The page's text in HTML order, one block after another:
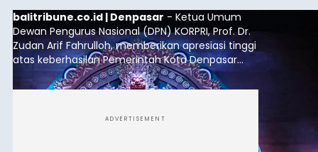
balitribune.co.id | Denpasar - Ketua Umum
Dewan Pengurus Nasional (DPN) KORPRI, Prof. Dr.
Zudan Arif Fahrulloh, memberikan apresiasi tinggi
atas keberhasilan Pemerintah Kota Denpasar
dan KORPRI Kota Denpasar dalam
mengimplementasikan program gotong royong
ADVERTISEMENT